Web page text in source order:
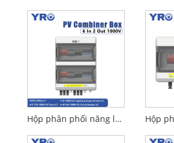
Hộp phân phối năng lượng mặt trời 6 trong 2 ra 1000V DC